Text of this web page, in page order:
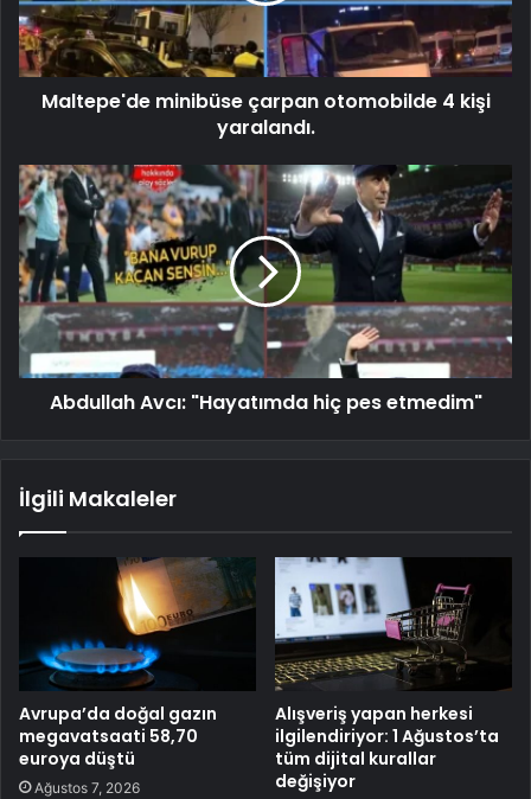
Maltepe'de minibüse çarpan otomobilde 4 kişi
yaralandı.
Abdullah Avcı: "Hayatımda hiç pes etmedim"
İlgili Makaleler
Avrupa’da doğal gazın
megavatsaati 58,70
euroya düştü
Ağustos 7, 2026
Alışveriş yapan herkesi
ilgilendiriyor: 1 Ağustos’ta
tüm dijital kurallar
değişiyor